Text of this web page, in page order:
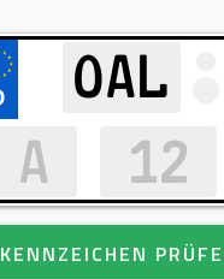
KENNZEICHEN